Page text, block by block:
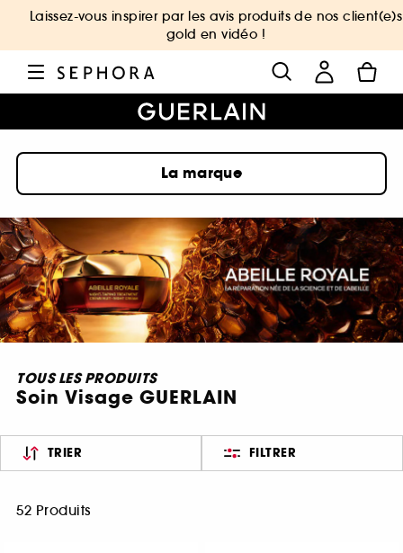
Laissez-vous inspirer par les avis produits de nos client(e)s
gold en vidéo !
La marque
TOUS LES PRODUITS
Soin Visage GUERLAIN
TRIER FILTRER
52 Produits